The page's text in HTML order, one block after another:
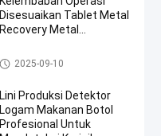
Disesuaikan Tablet Metal
Recovery Metal
Pemisah Logam Tablet
2025-09-10
Lini Produksi Detektor
Logam Makanan Botol
Profesional Untuk